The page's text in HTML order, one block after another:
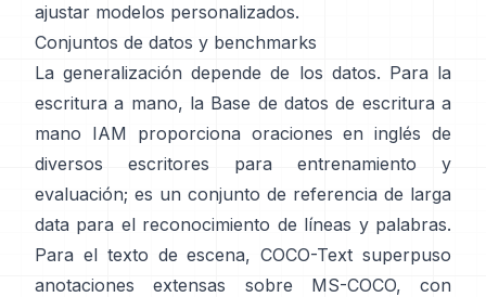
ajustar modelos personalizados.
Conjuntos de datos y benchmarks
La generalización depende de los datos. Para la
escritura a mano, la Base de datos de escritura a
mano IAM
proporciona oraciones en inglés de
diversos escritores para entrenamiento y
evaluación; es un conjunto de referencia de larga
data para el reconocimiento de líneas y palabras.
Para el texto de escena, COCO-Text superpuso
anotaciones extensas sobre MS-COCO, con